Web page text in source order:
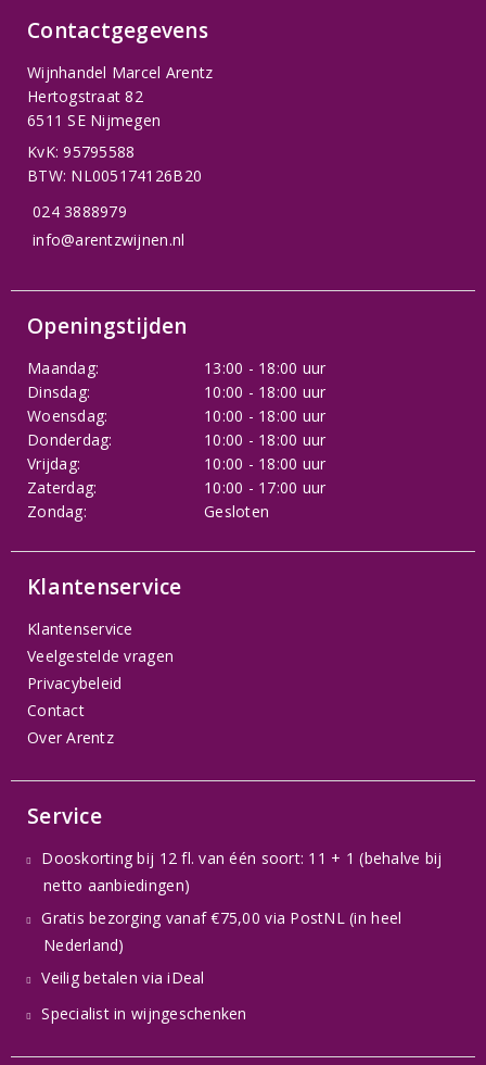
Contactgegevens
Wijnhandel Marcel Arentz
Hertogstraat 82
6511 SE Nijmegen
KvK: 95795588
BTW: NL005174126B20
024 3888979
info@arentzwijnen.nl
Openingstijden
Maandag:
13:00 - 18:00 uur
Dinsdag:
10:00 - 18:00 uur
Woensdag:
10:00 - 18:00 uur
Donderdag:
10:00 - 18:00 uur
Vrijdag:
10:00 - 18:00 uur
Zaterdag:
10:00 - 17:00 uur
Zondag:
Gesloten
Klantenservice
Klantenservice
Veelgestelde vragen
Privacybeleid
Contact
Over Arentz
Service
Dooskorting bij 12 fl. van één soort: 11 + 1 (behalve bij
netto aanbiedingen)
Gratis bezorging vanaf €75,00 via PostNL (in heel
Nederland)
Veilig betalen via iDeal
Specialist in wijngeschenken